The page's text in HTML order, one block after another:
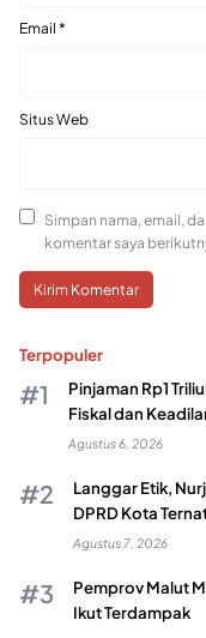
Email *
Situs Web
Simpan nama, email,
komentar saya
Terpopuler
Pinjaman Rp1
Fiskal dan
Agustus 6, 2026
Langgar Etik,
DPRD Kota
Agustus 7, 2026
Pemprov Malut
Ikut Terdampak